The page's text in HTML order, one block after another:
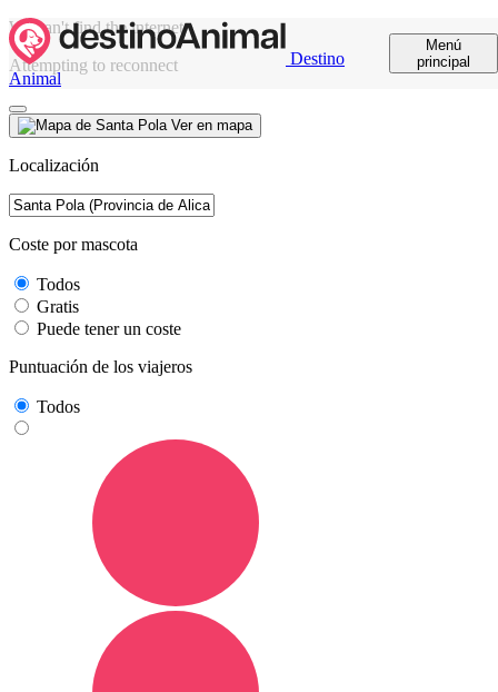
Destino
Animal
Menú
principal
We can't find the internet
Attempting to reconnect
Ver en mapa
Localización
Coste por mascota
Todos
Gratis
Puede tener un coste
Puntuación de los viajeros
Todos